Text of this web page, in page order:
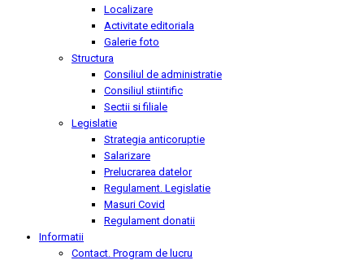
Localizare
Activitate editoriala
Galerie foto
Structura
Consiliul de administratie
Consiliul stiintific
Sectii si filiale
Legislatie
Strategia anticoruptie
Salarizare
Prelucrarea datelor
Regulament. Legislatie
Masuri Covid
Regulament donatii
Informatii
Contact. Program de lucru